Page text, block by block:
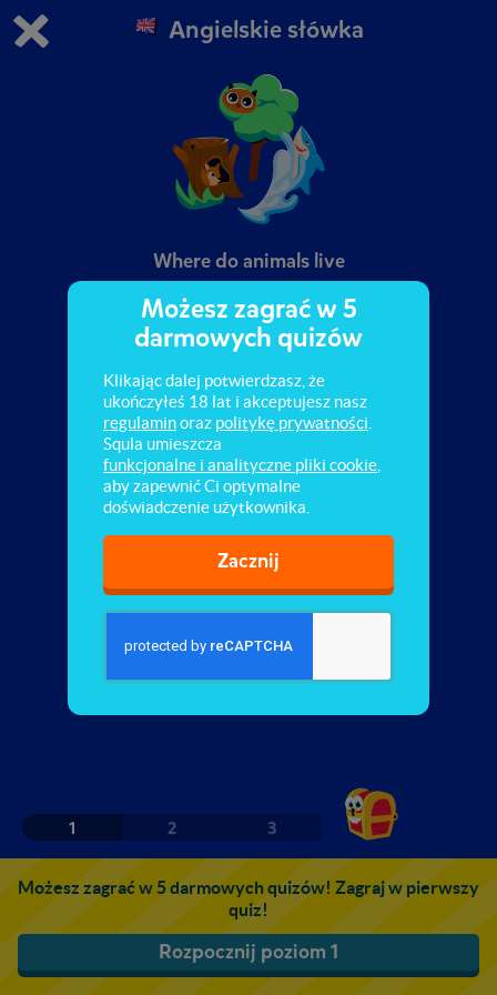
Grasz w wersję demonstracyjną Squli
Kup teraz!
0 1
Angielskie słówka
Where do animals live
1 2 3
Możesz zagrać w 5 darmowych quizów! Zagraj w pierwszy
quiz!
Rozpocznij poziom 1
Możesz zagrać w 5
darmowych quizów
Klikając dalej potwierdzasz, że
ukończyłeś 18 lat i akceptujesz nasz
regulaminoraz politykę prywatności
Squla umieszcza
funkcjonalne i analityczne pliki cookie
aby zapewnić Ci optymalne
doświadczenie użytkownika.
Zacznij